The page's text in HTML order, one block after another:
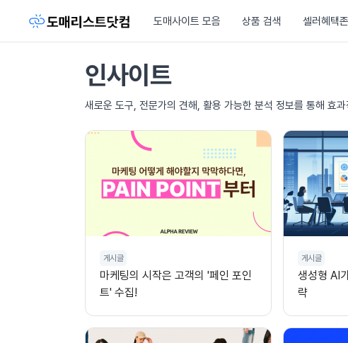
도매사이트 모음 상품 검색 셀러혜택존
인사이트
새로운 도구, 전문가의 견해, 활용 가능한 분석 정보를 통해 효
게시글
마케팅의 시작은 고객의 '페인 포인
트' 수집!
게시글
생성형 AI
략